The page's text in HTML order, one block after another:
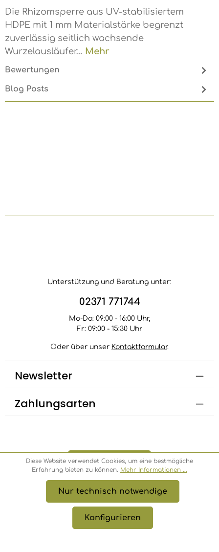
Die Rhizomsperre aus UV-stabilisiertem
HDPE mit 1 mm Materialstärke begrenzt
zuverlässig seitlich wachsende
Wurzelausläufer… Mehr
Bewertungen
Blog Posts
Unterstützung und Beratung unter:
02371 771744
Mo-Do: 09:00 - 16:00 Uhr,
Fr: 09:00 - 15:30 Uhr
Oder über unser Kontaktformular.
Newsletter
Zahlungsarten
Bestellung widerrufen
© 2026 Bambusbörse
* Alle Preise inkl. gesetzl. Mehrwertsteuer zzgl.
Versandkosten, wenn nicht anders angegeben.
Diese Website verwendet Cookies, um eine bestmögliche
Erfahrung bieten zu können. Mehr Informationen ...
Nur technisch notwendige
Konfigurieren